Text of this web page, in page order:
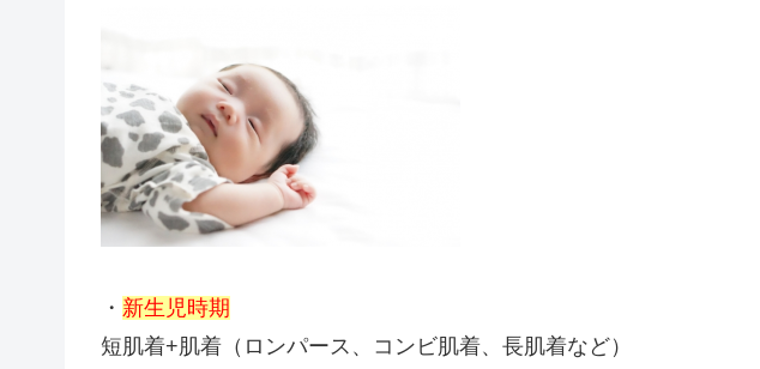
・ 新生児時期
短肌着+肌着（ロンパース、コンビ肌着、長肌着など）